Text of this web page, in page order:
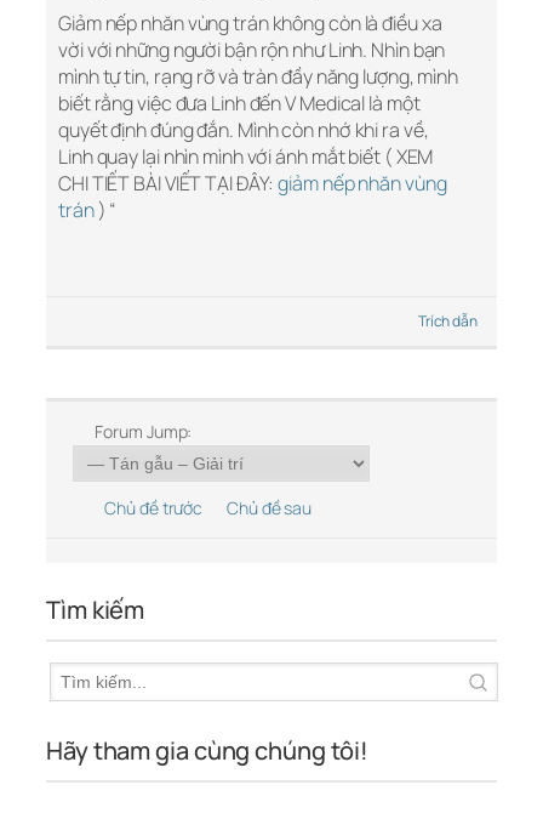
Giảm nếp nhăn vùng trán không còn là điều xa
vời với những người bận rộn như Linh. Nhìn bạn
mình tự tin, rạng rỡ và tràn đầy năng lượng, mình
biết rằng việc đưa Linh đến V Medical là một
quyết định đúng đắn. Mình còn nhớ khi ra về,
Linh quay lại nhìn mình với ánh mắt biết ( XEM
CHI TIẾT BÀI VIẾT TẠI ĐÂY:giảm nếp nhăn vùng
trán) “
Trích dẫn
Forum Jump:
Chủ đề trước Chủ đề sau
Tìm kiếm
Hãy tham gia cùng chúng tôi!